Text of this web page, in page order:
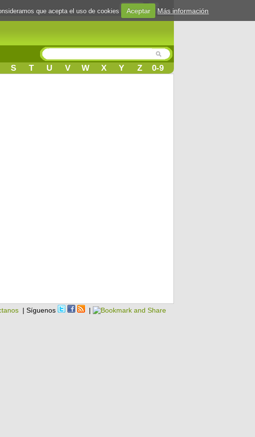
Login
S T U V W X Y Z 0-9
| Síguenos |
que acepta el uso de cookies Aceptar Más información